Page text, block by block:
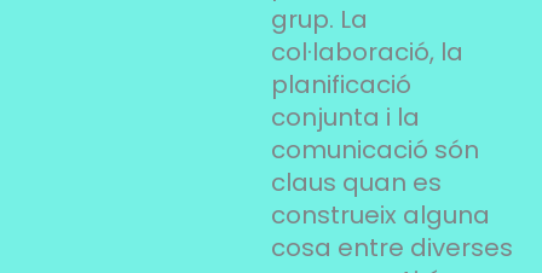
grup. La
col·laboració, la
planificació
conjunta i la
comunicació són
claus quan es
construeix alguna
cosa entre diverses